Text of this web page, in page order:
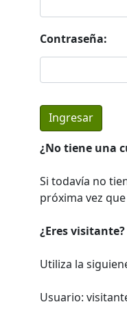
Contraseña:
¿No tiene una
Si todavía no
próxima vez
¿Eres visitante?
Utiliza la
Usuario: